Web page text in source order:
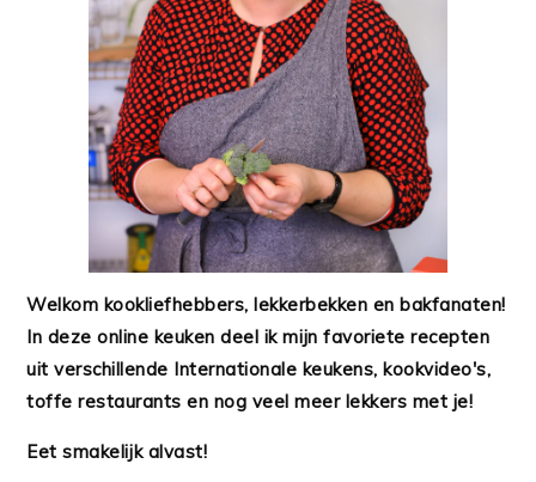
Welkom kookliefhebbers, lekkerbekken en bakfanaten!
In deze online keuken deel ik mijn favoriete recepten
uit verschillende Internationale keukens, kookvideo's,
toffe restaurants en nog veel meer lekkers met je!
Eet smakelijk alvast!